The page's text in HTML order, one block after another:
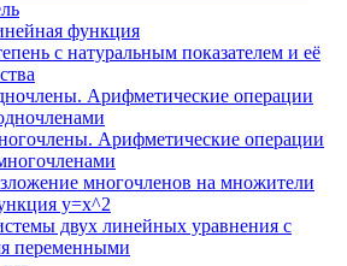
функция
с натуральным показателем и её
Арифметические операции
Арифметические операции
многочленов на множители
y=x^2
двух линейных уравнения с
переменными